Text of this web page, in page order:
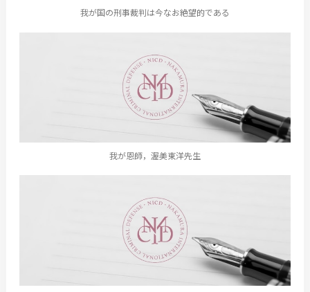
我が国の刑事裁判は今なお絶望的である
我が恩師，渥美東洋先生